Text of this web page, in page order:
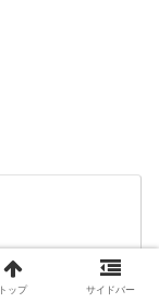
トップ サイドバー